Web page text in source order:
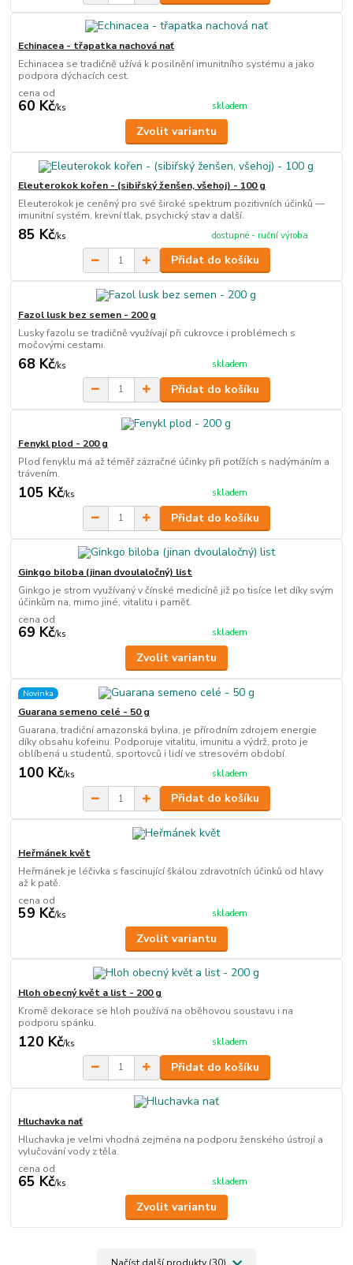
Echinacea - třapatka nachová nať
Echinacea se tradičně užívá k posilnění imunitního systému a jako
podpora dýchacích cest.
cena od
60 Kč/ks skladem
Zvolit variantu
Eleuterokok kořen - (sibiřský ženšen, všehoj) - 100 g
Eleuterokok je ceněný pro své široké spektrum pozitivních účinků —
imunitní systém, krevní tlak, psychický stav a další.
85 Kč/ks dostupné - ruční výroba
Přidat do košíku
Fazol lusk bez semen - 200 g
Lusky fazolu se tradičně využívají při cukrovce i problémech s
močovými cestami.
68 Kč/ks skladem
Přidat do košíku
Fenykl plod - 200 g
Plod fenyklu má až téměř zázračné účinky při potížích s nadýmáním a
trávením.
105 Kč/ks skladem
Přidat do košíku
Ginkgo biloba (jinan dvoulaločný) list
Ginkgo je strom využívaný v čínské medicíně již po tisíce let díky svým
účinkům na, mimo jiné, vitalitu i paměť.
cena od
69 Kč/ks skladem
Zvolit variantu
Novinka
Guarana semeno celé - 50 g
Guarana, tradiční amazonská bylina, je přírodním zdrojem energie
díky obsahu kofeinu. Podporuje vitalitu, imunitu a výdrž, proto je
oblíbená u studentů, sportovců i lidí ve stresovém období.
100 Kč/ks skladem
Přidat do košíku
Heřmánek květ
Heřmánek je léčivka s fascinující škálou zdravotních účinků od hlavy
až k patě.
cena od
59 Kč/ks skladem
Zvolit variantu
Hloh obecný květ a list - 200 g
Kromě dekorace se hloh používá na oběhovou soustavu i na
podporu spánku.
120 Kč/ks skladem
Přidat do košíku
Hluchavka nať
Hluchavka je velmi vhodná zejména na podporu ženského ústrojí a
vylučování vody z těla.
cena od
65 Kč/ks skladem
Zvolit variantu
Načíst další produkty (30)